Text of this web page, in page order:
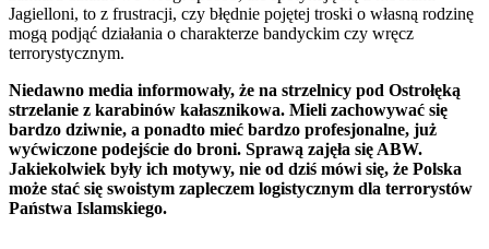
Jagielloni, to z frustracji, czy błędnie pojętej troski o własną rodzinę
mogą podjąć działania o charakterze bandyckim czy wręcz
terrorystycznym.
Niedawno media informowały, że na strzelnicy pod Ostrołęką
strzelanie z karabinów kałasznikowa. Mieli zachowywać się
bardzo dziwnie, a ponadto mieć bardzo profesjonalne, już
wyćwiczone podejście do broni. Sprawą zajęła się ABW.
Jakiekolwiek były ich motywy, nie od dziś mówi się, że Polska
może stać się swoistym zapleczem logistycznym dla terrorystów
Państwa Islamskiego.